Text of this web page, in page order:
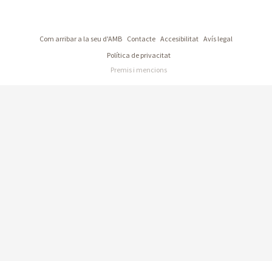
Com arribar a la seu d'AMB Contacte Accesibilitat Avís legal
Política de privacitat
Premis i mencions